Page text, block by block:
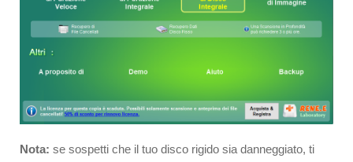
Nota: se sospetti che il tuo disco rigido sia danneggiato, ti